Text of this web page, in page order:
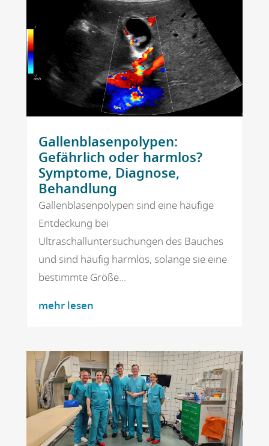
Gallenblasenpolypen:
Gefährlich oder harmlos?
Symptome, Diagnose,
Behandlung
Gallenblasenpolypen sind eine häufige
Entdeckung bei
Ultraschalluntersuchungen des Bauches
und sind häufig harmlos, solange sie eine
bestimmte Größe...
mehr lesen